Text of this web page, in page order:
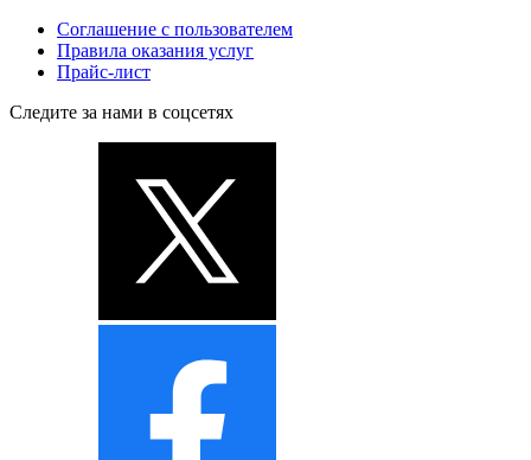
Соглашение с пользователем
Правила оказания услуг
Прайс-лист
Следите за нами в соцсетях